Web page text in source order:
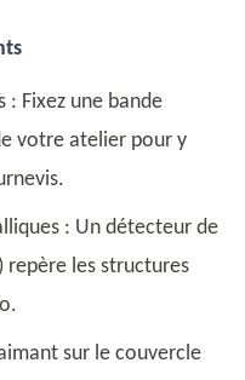
: Fixez une bande
votre atelier pour y
: Un détecteur de
repère les structures
sur le couvercle